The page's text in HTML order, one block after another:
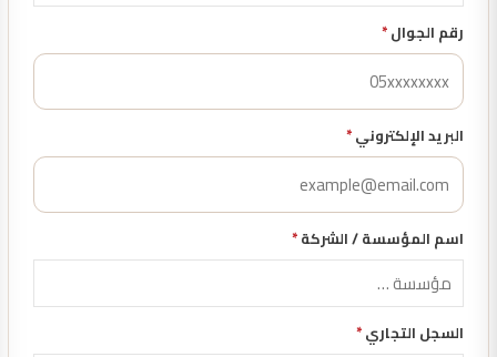
رقم الجوال*
البريد الإلكتروني*
اسم المؤسسة / الشركة*
السجل التجاري*